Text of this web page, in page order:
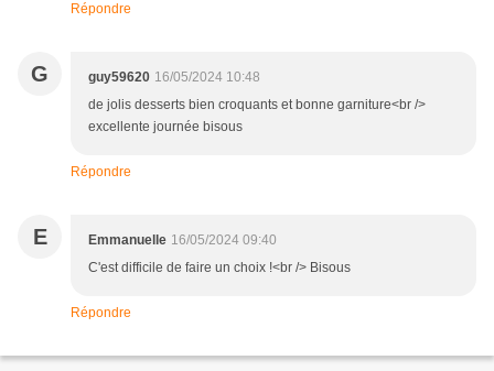
Répondre
G guy59620 16/05/2024 10:48
de jolis desserts bien croquants et bonne garniture<br />
excellente journée bisous
Répondre
E Emmanuelle 16/05/2024 09:40
C'est difficile de faire un choix !<br /> Bisous
Répondre